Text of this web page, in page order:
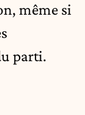
même si
parti.